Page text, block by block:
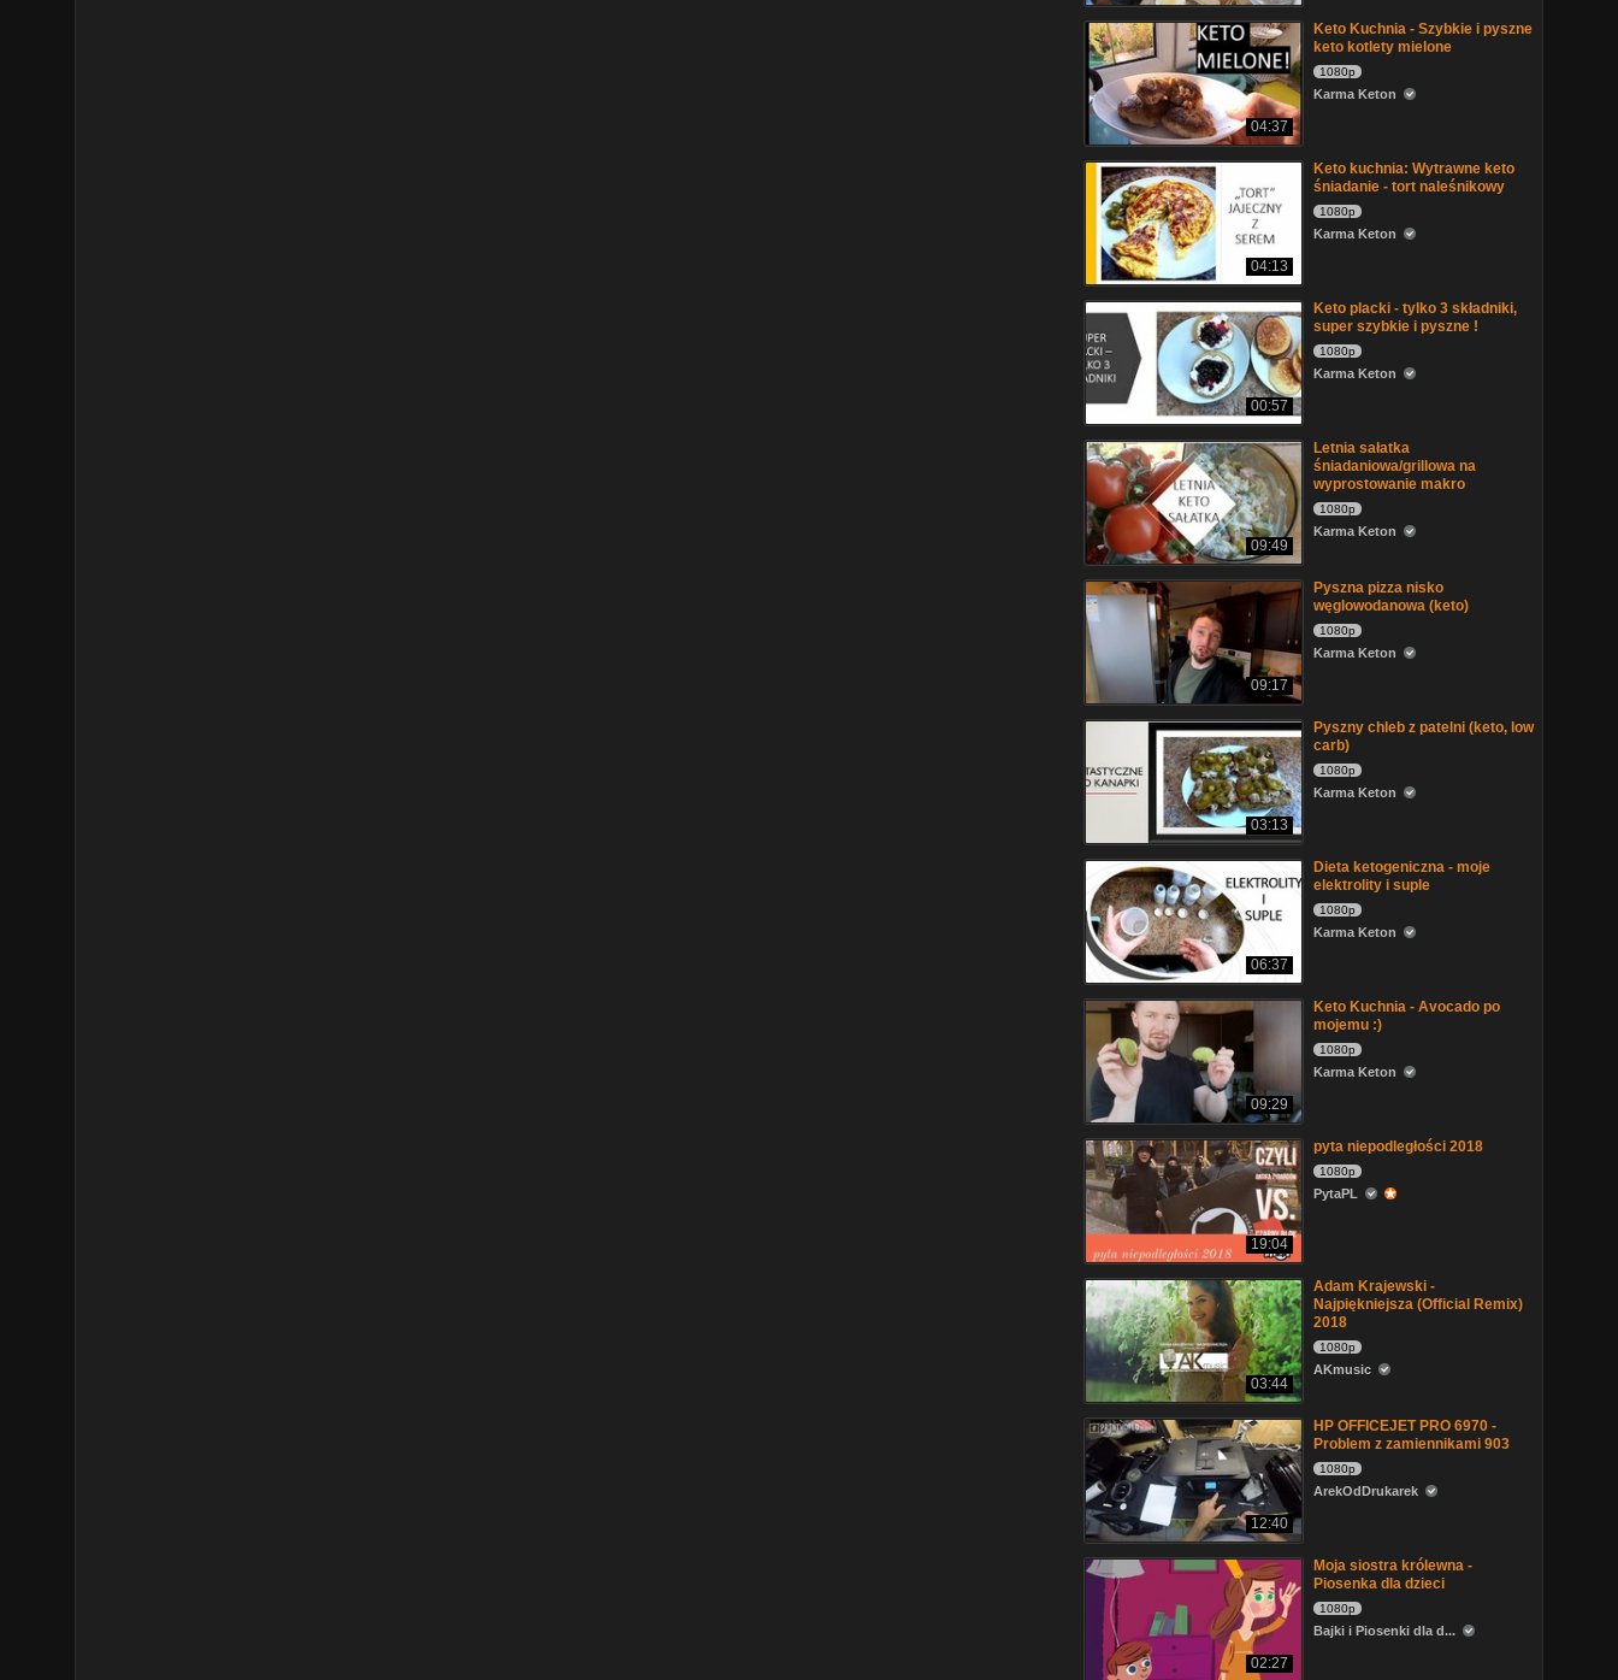
04:37
Keto Kuchnia - Szybkie i pyszne
keto kotlety mielone
1080p
Karma Keton
04:13
Keto kuchnia: Wytrawne keto
śniadanie - tort naleśnikowy
1080p
Karma Keton
00:57
Keto placki - tylko 3 składniki,
super szybkie i pyszne !
1080p
Karma Keton
09:49
Letnia sałatka
śniadaniowa/grillowa na
wyprostowanie makro
1080p
Karma Keton
09:17
Pyszna pizza nisko
węglowodanowa (keto)
1080p
Karma Keton
03:13
Pyszny chleb z patelni (keto, low
carb)
1080p
Karma Keton
06:37
Dieta ketogeniczna - moje
elektrolity i suple
1080p
Karma Keton
09:29
Keto Kuchnia - Avocado po
mojemu :)
1080p
Karma Keton
19:04
pyta niepodległości 2018
1080p
PytaPL
03:44
Adam Krajewski -
Najpiękniejsza (Official Remix)
2018
1080p
AKmusic
12:40
HP OFFICEJET PRO 6970 -
Problem z zamiennikami 903
1080p
ArekOdDrukarek
02:27
Moja siostra królewna -
Piosenka dla dzieci
1080p
Bajki i Piosenki dla d...